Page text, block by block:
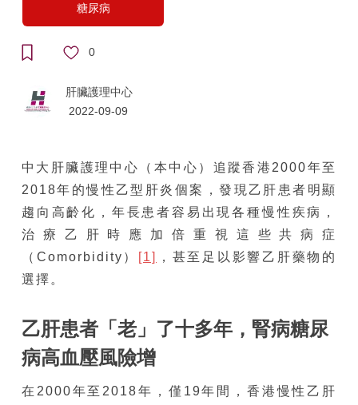
糖尿病
0
肝臟護理中心
2022-09-09
中大肝臟護理中心（本中心）追蹤香港2000年至
2018年的慢性乙型肝炎個案，發現乙肝患者明顯
趨向高齡化，年長患者容易出現各種慢性疾病，
治療乙肝時應加倍重視這些共病症
（Comorbidity）
[1]
，甚至足以影響乙肝藥物的
選擇。
乙肝患者「老」了十多年，腎病糖尿
病高血壓風險增
在2000年至2018年，僅19年間，香港慢性乙肝